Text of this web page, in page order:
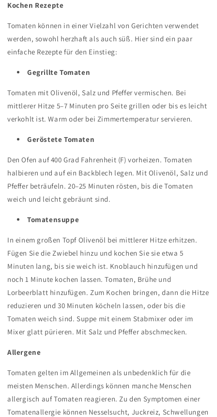
Kochen Rezepte
Tomaten können in einer Vielzahl von Gerichten verwendet
werden, sowohl herzhaft als auch süß. Hier sind ein paar
einfache Rezepte für den Einstieg:
Gegrillte Tomaten
Tomaten mit Olivenöl, Salz und Pfeffer vermischen. Bei
mittlerer Hitze 5–7 Minuten pro Seite grillen oder bis es leicht
verkohlt ist. Warm oder bei Zimmertemperatur servieren.
Geröstete Tomaten
Den Ofen auf 400 Grad Fahrenheit (F) vorheizen. Tomaten
halbieren und auf ein Backblech legen. Mit Olivenöl, Salz und
Pfeffer beträufeln. 20–25 Minuten rösten, bis die Tomaten
weich und leicht gebräunt sind.
Tomatensuppe
In einem großen Topf Olivenöl bei mittlerer Hitze erhitzen.
Fügen Sie die Zwiebel hinzu und kochen Sie sie etwa 5
Minuten lang, bis sie weich ist. Knoblauch hinzufügen und
noch 1 Minute kochen lassen. Tomaten, Brühe und
Lorbeerblatt hinzufügen. Zum Kochen bringen, dann die Hitze
reduzieren und 30 Minuten köcheln lassen, oder bis die
Tomaten weich sind. Suppe mit einem Stabmixer oder im
Mixer glatt pürieren. Mit Salz und Pfeffer abschmecken.
Allergene
Tomaten gelten im Allgemeinen als unbedenklich für die
meisten Menschen. Allerdings können manche Menschen
allergisch auf Tomaten reagieren. Zu den Symptomen einer
Tomatenallergie können Nesselsucht, Juckreiz, Schwellungen